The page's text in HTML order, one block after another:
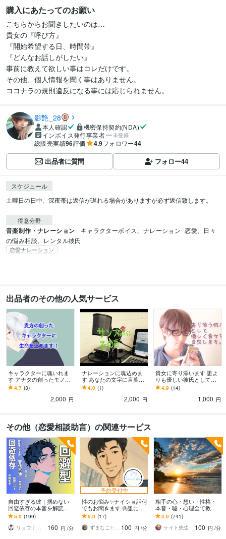
購入にあたってのお願い
こちらからお聞きしたいのは…
貴女の『呼び方』
『開始希望する日、時間帯』
『どんなお話しがしたい』
事前に教えて欲しい事はコレだけです。
その他、個人情報を聞く事はありません。
ココナラの規則違反になる事には応じられません。
影艶_28
本人確認
機密保持契約(NDA)
インボイス発行事業者
未登録
総販売実績96評価 4.9フォロワー44
出品者に質問 フォロー44
スケジュール
土曜日の日中、深夜帯は返信が遅れる場合がありますが必ず返信致します。
得意分野
音楽制作・ナレーション キャラクターボイス、ナレーション 恋愛、日々
の悩み相談、レンタル彼氏
恋愛ナレーション
出品者のその他の人気サービス
キャラクターに魂いれま
す アナタの創ったモノを
魅せる物語に！
4.7 (3)
2,000 円
ナレーションに魂込めま
す あなたの文字に言葉を
のせて届けます
4.0 (1)
2,000 円
貴女に寄り添います 誰よ
りも優しい彼氏として肯
定します！
4.9 (14)
1,000 円
その他（恋愛相談助言）の関連サービス
自由すぎる彼｜掴めない
回避依存の本音を解読し
ます 音信不通や既読・未
読スルー等｜謎行動の理
由を電話で解明✧
5.0 (199)
リョウ｜恋愛心理のエキスパート
160 円 /分
予約受付中
性のお悩み✨ナイショ話何
でもお聞きます ㊙️誰にも
話せない！誰かに聞いて
欲しい！話したいを叶え
ます。
5.0 (17)
ずまなこ✨FP 100 円 /分
相手の心・想い・性格・
本音・嘘・心理全て教え
ます 片想いや恋愛で相手
の心がわかれば正しい行
動がとれます！
5.0 (741)
ケイト先生
100 円 /分